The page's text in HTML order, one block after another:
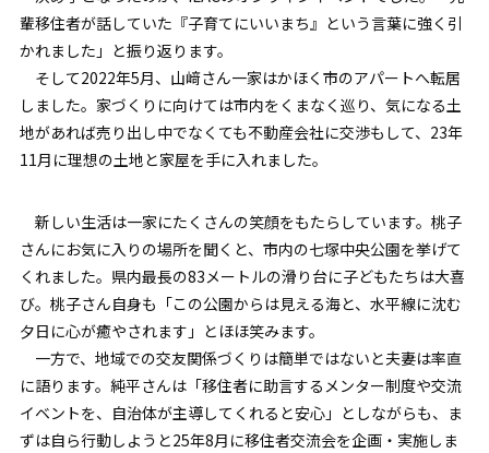
輩移住者が話していた『子育てにいいまち』という言葉に強く引
かれました」と振り返ります。
そして2022年5月、山﨑さん一家はかほく市のアパートへ転居
しました。家づくりに向けては市内をくまなく巡り、気になる土
地があれば売り出し中でなくても不動産会社に交渉もして、23年
11月に理想の土地と家屋を手に入れました。
新しい生活は一家にたくさんの笑顔をもたらしています。桃子
さんにお気に入りの場所を聞くと、市内の七塚中央公園を挙げて
くれました。県内最長の83メートルの滑り台に子どもたちは大喜
び。桃子さん自身も「この公園からは見える海と、水平線に沈む
夕日に心が癒やされます」とほほ笑みます。
一方で、地域での交友関係づくりは簡単ではないと夫妻は率直
に語ります。純平さんは「移住者に助言するメンター制度や交流
イベントを、自治体が主導してくれると安心」としながらも、ま
ずは自ら行動しようと25年8月に移住者交流会を企画・実施しま